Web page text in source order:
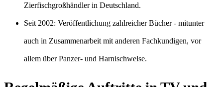
Zierfischgroßhändler in Deutschland.
Seit 2002: Veröffentlichung zahlreicher Bücher - mitunter
auch in Zusammenarbeit mit anderen Fachkundigen, vor
allem über Panzer- und Harnischwelse.